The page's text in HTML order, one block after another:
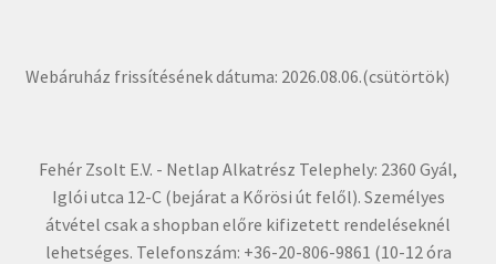
Webáruház frissítésének dátuma: 2026.08.06.(csütörtök)
Fehér Zsolt E.V. - Netlap Alkatrész Telephely: 2360 Gyál,
Iglói utca 12-C (bejárat a Kőrösi út felől). Személyes
átvétel csak a shopban előre kifizetett rendeléseknél
lehetséges. Telefonszám: +36-20-806-9861 (10-12 óra